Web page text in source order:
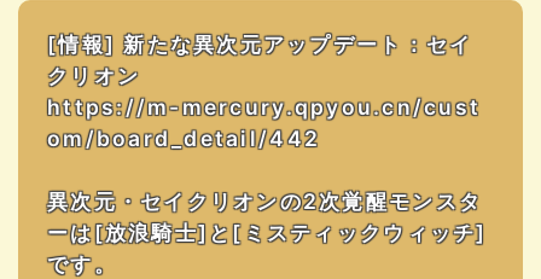
[情報] 新たな異次元アップデート：セイ
クリオン
https://m-mercury.qpyou.cn/cust
om/board_detail/442
異次元・セイクリオンの2次覚醒モンスタ
ーは[放浪騎士]と[ミスティックウィッチ]
です。